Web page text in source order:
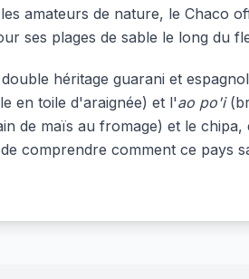
amateurs de nature, le Chaco
ses plages de sable le long du
héritage guarani et
en toile d'araignée) et l'ao po'i
de maïs au fromage) et le
comprendre comment ce pays